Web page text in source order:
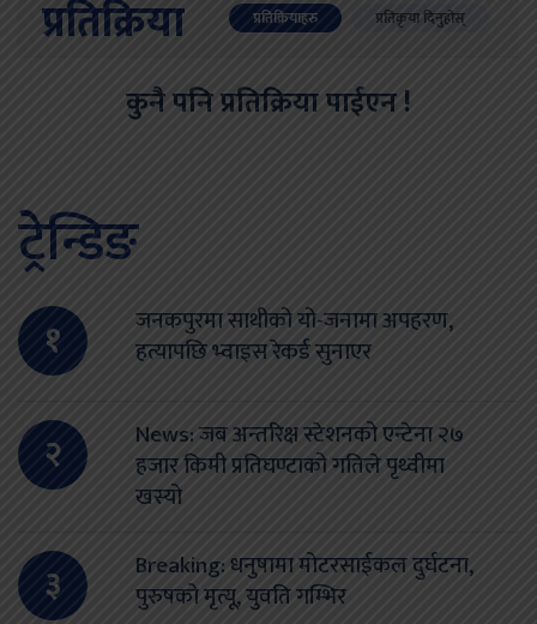
प्रतिक्रिया प्रतिक्रियाहरु प्रतिकृया दिनुहोस्
कुनै पनि प्रतिक्रिया पाईएन !
ट्रेन्डिङ
१
जनकपुरमा साथीको यो-जनामा अपहरण,
हत्यापछि भ्वाइस रेकर्ड सुनाएर
२
News: जब अन्तरिक्ष स्टेशनको एन्टेना २७
हजार किमी प्रतिघण्टाको गतिले पृथ्वीमा
खस्यो
३
Breaking: धनुषामा मोटरसाईकल दुर्घटना,
पुरुषको मृत्यू, युवति गम्भिर